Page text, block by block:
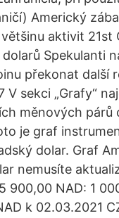
Americký
aktivit 21st
Spekulanti
překonat další
V sekci „Grafy“
měnových párů
je graf
dolar. Graf
nemusíte
900,00 NAD: 1
k 02.03.2021